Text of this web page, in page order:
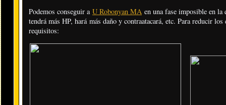
Podemos conseguir a U Robonyan MA en una fase imposible en
tendrá más HP, hará más daño y contraatacará, etc. Para reducir
requisitos: